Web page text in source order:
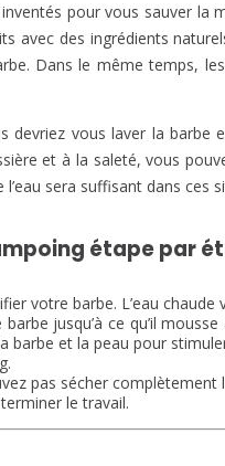
pour vous sauver la
avec des ingrédients
Dans le même temps,
devriez vous laver la barbe
et à la saleté, vous
sera suffisant dans ces
étape par
votre barbe. L’eau chaude
barbe jusqu’à ce qu’il
barbe et la peau pour
pas sécher
le travail.